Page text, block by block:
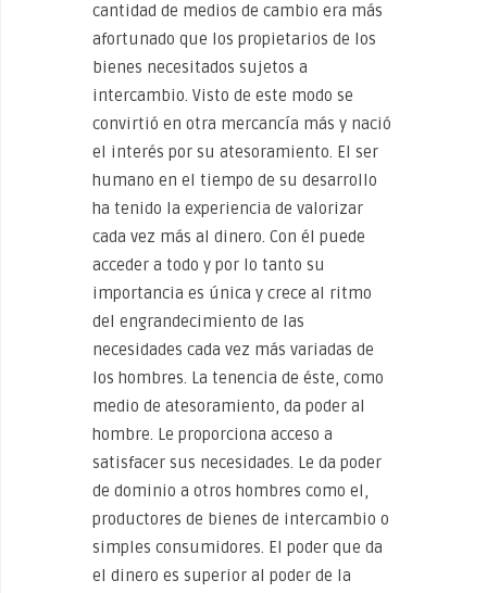
cantidad de medios de cambio era más
afortunado que los propietarios de los
bienes necesitados sujetos a
intercambio. Visto de este modo se
convirtió en otra mercancía más y nació
el interés por su atesoramiento. El ser
humano en el tiempo de su desarrollo
ha tenido la experiencia de valorizar
cada vez más al dinero. Con él puede
acceder a todo y por lo tanto su
importancia es única y crece al ritmo
del engrandecimiento de las
necesidades cada vez más variadas de
los hombres. La tenencia de éste, como
medio de atesoramiento, da poder al
hombre. Le proporciona acceso a
satisfacer sus necesidades. Le da poder
de dominio a otros hombres como el,
productores de bienes de intercambio o
simples consumidores. El poder que da
el dinero es superior al poder de la